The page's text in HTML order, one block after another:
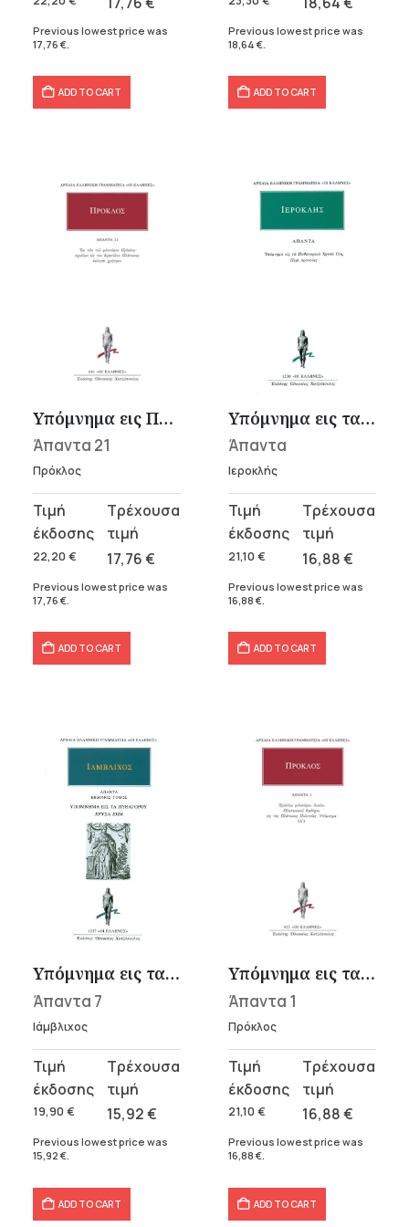
22,20 €.
17,76 €.
Previous lowest price was
17,76 €.
ADD TO CART
23,30 €.
18,64 €.
Previous lowest price was
18,64 €.
ADD TO CART
Υπόμνημα εις Πλάτωνος Κρατύλον
Άπαντα 21
Πρόκλος
22,20 €
Original
price
was:
17,76€
Current
price
is:
Previous lowest price was
17,76 €
ADD TO CART
Υπόμνημα εις τα Πυθαγορικά Χρυσά έπη, Περί προνοίας
Άπαντα
Ιεροκλής
21,10 €
Original
price
was:
16,88€
Current
price
is:
Previous lowest price was
16,88 €
ADD TO CART
Υπόμνημα εις τα Πυθαγόρου «Χρυσά έπη»
Άπαντα 7
Ιάμβλιχος
19,90 €
Original
price
was:
19,90 €.
15,92€
Current
price
is:
15,92 €.
Previous lowest price was
15,92 €.
ADD TO CART
Υπόμνημα εις τας Πλάτωνος Πολιτείας 1
Άπαντα 1
Πρόκλος
21,10 €
Original
price
was:
21,10 €.
16,88€
Current
price
is:
16,88 €.
Previous lowest price was
16,88 €.
ADD TO CART